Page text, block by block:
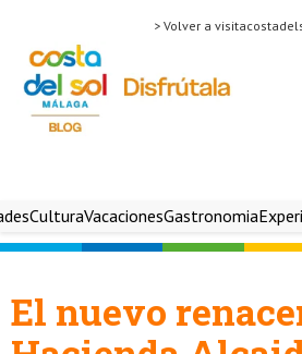
> Volver a
CulturaVacacionesGastronomia
El nuevo